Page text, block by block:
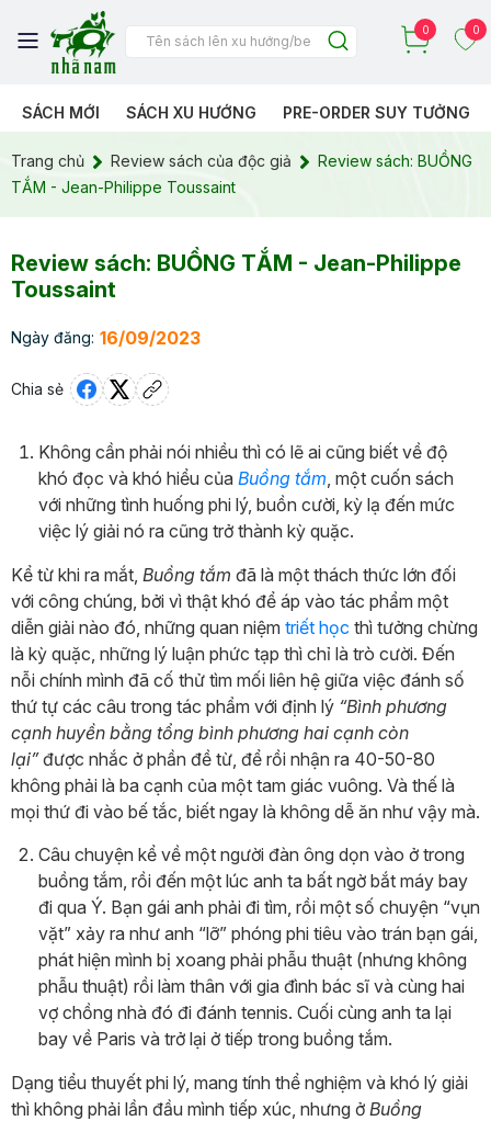
0 0
SÁCH MỚI SÁCH XU HƯỚNG PRE-ORDER SUY TƯỞNG
Trang chủ Review sách của độc giả
Review sách: BUỒNG
TẮM - Jean-Philippe Toussaint
Review sách: BUỒNG TẮM - Jean-Philippe
Toussaint
Ngày đăng: 16/09/2023
Chia sẻ
Không cần phải nói nhiều thì có lẽ ai cũng biết về độ
khó đọc và khó hiểu của Buồng tắm , một cuốn sách
với những tình huống phi lý, buồn cười, kỳ lạ đến mức
việc lý giải nó ra cũng trở thành kỳ quặc.
Kể từ khi ra mắt, Buồng tắm đã là một thách thức lớn đối
với công chúng, bởi vì thật khó để áp vào tác phẩm một
diễn giải nào đó, những quan niệm triết học thì tưởng chừng
là kỳ quặc, những lý luận phức tạp thì chỉ là trò cười. Đến
nỗi chính mình đã cố thử tìm mối liên hệ giữa việc đánh số
thứ tự các câu trong tác phẩm với định lý “Bình phương
cạnh huyền bằng tổng bình phương hai cạnh còn
lại”được nhắc ở phần đề từ, để rồi nhận ra 40-50-80
không phải là ba cạnh của một tam giác vuông. Và thế là
mọi thứ đi vào bế tắc, biết ngay là không dễ ăn như vậy mà.
Câu chuyện kể về một người đàn ông dọn vào ở trong
buồng tắm, rồi đến một lúc anh ta bất ngờ bắt máy bay
đi qua Ý. Bạn gái anh phải đi tìm, rồi một số chuyện “vụn
vặt” xảy ra như anh “lỡ” phóng phi tiêu vào trán bạn gái,
phát hiện mình bị xoang phải phẫu thuật (nhưng không
phẫu thuật) rồi làm thân với gia đình bác sĩ và cùng hai
vợ chồng nhà đó đi đánh tennis. Cuối cùng anh ta lại
bay về Paris và trở lại ở tiếp trong buồng tắm.
Dạng tiểu thuyết phi lý, mang tính thể nghiệm và khó lý giải
thì không phải lần đầu mình tiếp xúc, nhưng ở Buồng